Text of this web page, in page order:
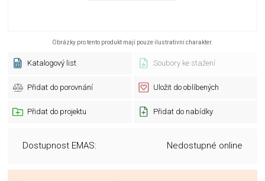
Obrázky pro tento produkt mají pouze ilustrativní charakter.
Katalogový list Soubory ke stažení
Přidat do porovnání Uložit do oblíbených
Přidat do projektu Přidat do nabídky
Dostupnost EMAS: Nedostupné online